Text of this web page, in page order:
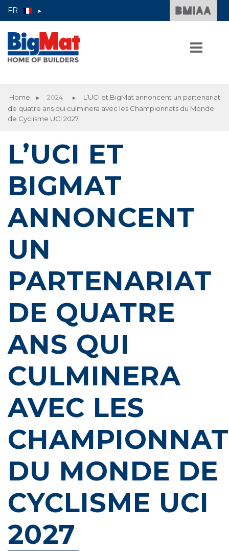
FR ►
content
HOME
LE GROUPE
NEWS
Home ► 2024 ►
L’UCI et BigMat annoncent un partenariat
de quatre ans qui culminera avec les Championnats du Monde
de Cyclisme UCI 2027
L’UCI ET
BIGMAT
ANNONCENT
UN
PARTENARIAT
DE QUATRE
ANS QUI
CULMINERA
AVEC LES
DU MONDE DE
CYCLISME UCI
2027